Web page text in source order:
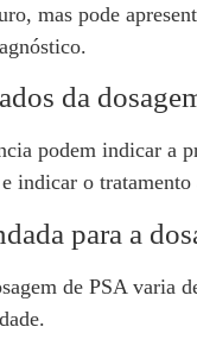
mas pode
da
podem indicar a
indicar o tratamento
para a
de PSA